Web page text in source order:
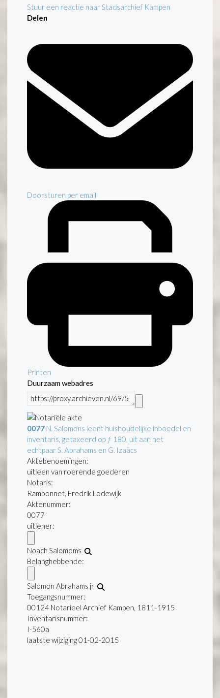
Stuur een reactie naar Stadsarchief Kampen
Delen
Doorsturen per email
Printen
Duurzaam webadres
0077 N. Salomons leent huishoudelijke inboedel en
inventaris, getaxeerd op ƒ 180, uit aan het
echtpaar S. Abrahams en G. Izaäcs
Aktebenoemingen:
uitleen van roerende goederen
Notaris:
Rambonnet, Fredrik Lodewijk
Aktenummer:
0077
uitlener:
Noach Salomoms
Belanghebbende:
Salomon Abrahams jr
Toegangsnummer:
00124 Notarieel Archief Kampen, 1811-1915
Inventarisnummer:
I-560a
laatste wijziging 01-02-2015